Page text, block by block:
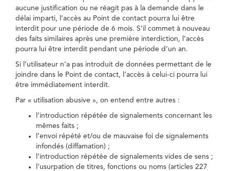
aucune justification ou ne réagit pas à la demande dans le
délai imparti, l’accès au Point de contact pourra lui être
interdit pour une période de 6 mois. S’il commet à nouveau
des faits similaires après une première interdiction, l’accès
pourra lui être interdit pendant une période d’un an.
Si l’utilisateur n’a pas introduit de données permettant de le
joindre dans le Point de contact, l’accès à celui-ci pourra lui
être immédiatement interdit.
Par « utilisation abusive », on entend entre autres :
l’introduction répétée de signalements concernant les
mêmes faits ;
l’envoi répété et/ou de mauvaise foi de signalements
infondés (diffamation) ;
l’introduction répétée de signalements vides de sens ;
l’usurpation de titres, fonctions ou noms (articles 227